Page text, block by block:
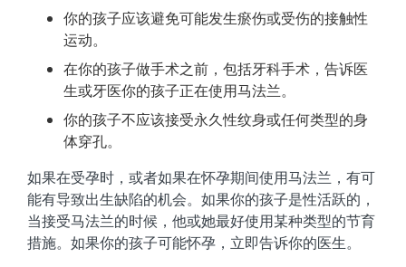
你的孩子应该避免可能发生瘀伤或受伤的接触性
运动。
在你的孩子做手术之前，包括牙科手术，告诉医
生或牙医你的孩子正在使用马法兰。
你的孩子不应该接受永久性纹身或任何类型的身
体穿孔。
如果在受孕时，或者如果在怀孕期间使用马法兰，有可
能有导致出生缺陷的机会。如果你的孩子是性活跃的，
当接受马法兰的时候，他或她最好使用某种类型的节育
措施。如果你的孩子可能怀孕，立即告诉你的医生。